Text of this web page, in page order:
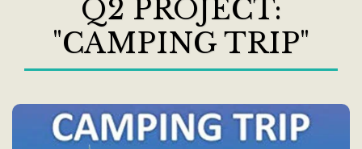
Q2 PROJECT:
"CAMPING TRIP"